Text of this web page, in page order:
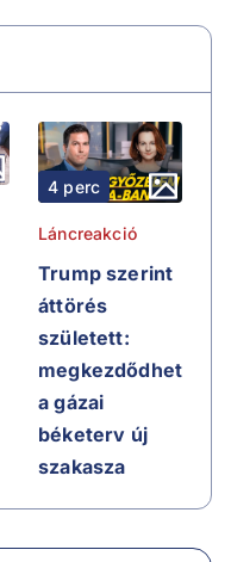
4 perc
Láncreakció
Trump szerint
áttörés
született:
megkezdődhet
a gázai
béketerv új
szakasza